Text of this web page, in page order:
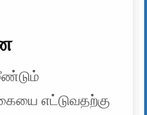
எட்டுவதற்கு